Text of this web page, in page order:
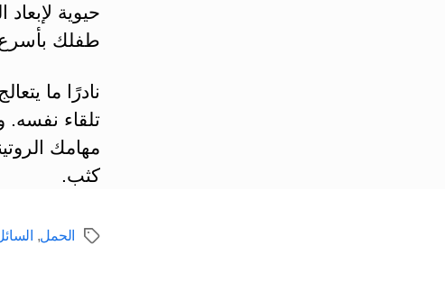
حيوية
طفلك بأسرع
نادرًا ما
تلقاء
مهامك
كثب.
الوسومالحمل,